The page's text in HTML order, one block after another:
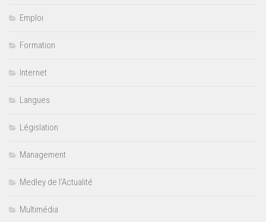
Emploi
Formation
Internet
Langues
Législation
Management
Medley de l'Actualité
Multimédia